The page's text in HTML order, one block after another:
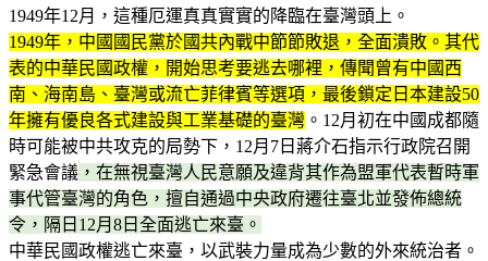
1949年12月，這種厄運真真實實的降臨在臺灣頭上。
1949年，中國國民黨於國共內戰中節節敗退，全面潰敗。其代
表的中華民國政權，開始思考要逃去哪裡，傳聞曾有中國西
南、海南島、臺灣或流亡菲律賓等選項，最後鎖定日本建設50
年擁有優良各式建設與工業基礎的臺灣 。12月初在中國成都隨
時可能被中共攻克的局勢下，12月7日蔣介石指示行政院召開
緊急會議 ，在無視臺灣人民意願及違背其作為盟軍代表暫時軍
事代管臺灣的角色，擅自通過中央政府遷往臺北並發佈總統
令，隔日12月8日全面逃亡來臺。
中華民國政權逃亡來臺，以武裝力量成為少數的外來統治者。